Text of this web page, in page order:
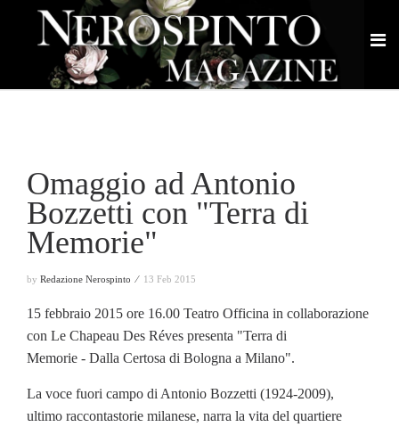
Omaggio ad Antonio
Bozzetti con "Terra di
Memorie"
by Redazione Nerospinto ⁄ 13 Feb 2015
15 febbraio 2015 ore 16.00 Teatro Officina in collaborazione
con Le Chapeau Des Réves presenta "Terra di
Memorie - Dalla Certosa di Bologna a Milano".
La voce fuori campo di Antonio Bozzetti (1924-2009),
ultimo raccontastorie milanese, narra la vita del quartiere